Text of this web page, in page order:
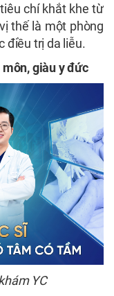
chí khắt khe từ
thế là một phòng
điều trị da liễu.
giàu y đức
YC